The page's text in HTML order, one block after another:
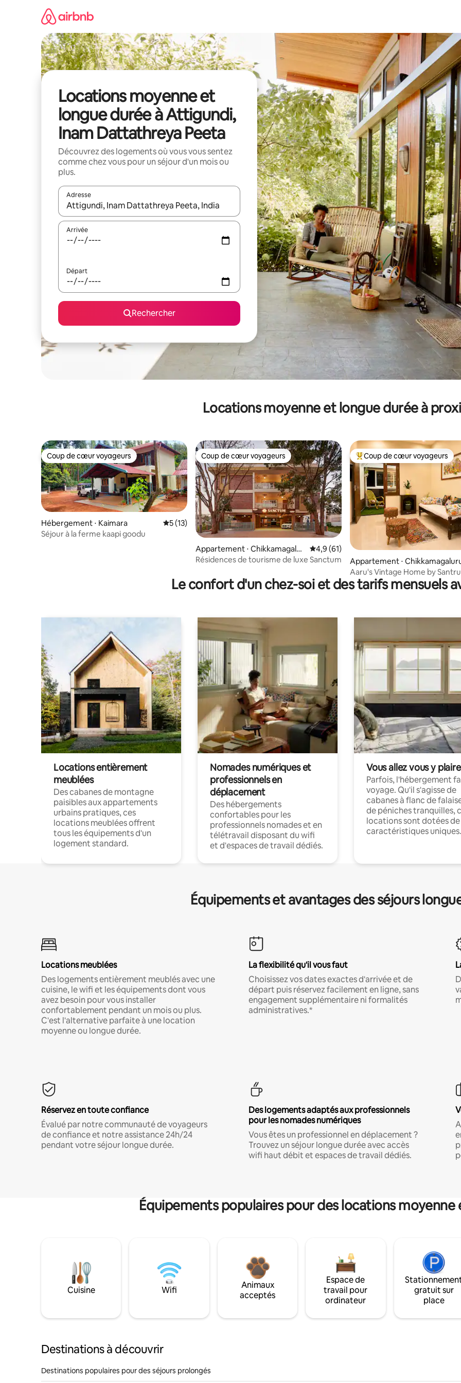
Locations moyenne et
longue durée à Attigundi,
Inam Dattathreya Peeta
Découvrez des logements où vous vous sentez
comme chez vous pour un séjour d'un mois ou
plus.
Adresse
Lorsque les résultats s'affichent, utilisez les flèches vers le haut et vers le bas pour les parcourir ou en appuyant et en
Arrivée
Départ
Rechercher
Locations moyenne et longue durée à
Coup de cœur voyageurs
Coup de cœur voyageurs
Hébergement ⋅ Kaimara Évaluation moyenne sur la base de 13 commentaires : 5 sur 5
5 (13)
Séjour à la ferme kaapi goodu
Coup de cœur voyageurs
Coup de cœur voyageurs
Appartement ⋅ Chikkamagalur
u
Évaluation moyenne sur la base de 61
4,9 (61)
Résidences de tourisme de luxe Sanctum
Coups de cœur voyageurs les
Coup de cœur voyageurs
Appartement ⋅
Aaru's Vintage Home by
séjour à la maison
Le confort d'un chez-soi et des tarifs mensuels
Locations entièrement
meublées
Des cabanes de montagne
paisibles aux appartements
urbains pratiques, ces
locations meublées offrent
tous les équipements d'un
logement standard.
Nomades numériques et
professionnels en
déplacement
Des hébergements
confortables pour les
professionnels nomades et en
télétravail disposant du wifi
et d'espaces de travail dédiés.
Vous allez vous y plaire
Parfois, l'hébergement
voyage. Qu'il s'agisse de
cabanes à flanc de
de péniches tranquilles,
locations sont dotées de
caractéristiques uniques.
Équipements et avantages des séjours
Locations meublées
Des logements entièrement meublés avec une
cuisine, le wifi et les équipements dont vous
avez besoin pour vous installer
confortablement pendant un mois ou plus.
C'est l'alternative parfaite à une location
moyenne ou longue durée.
La flexibilité qu'il vous faut
Choisissez vos dates exactes d'arrivée et de
départ puis réservez facilement en ligne, sans
engagement supplémentaire ni formalités
administratives.*
Réservez en toute confiance
Évalué par notre communauté de voyageurs
de confiance et notre assistance 24h/24
pendant votre séjour longue durée.
Des logements adaptés aux professionnels
pour les nomades numériques
Vous êtes un professionnel en déplacement ?
Trouvez un séjour longue durée avec accès
wifi haut débit et espaces de travail dédiés.
Équipements populaires pour des locations
Cuisine Wifi
Animaux
acceptés
Espace de
travail pour
ordinateur
gratuit sur
place
Destinations à découvrir
Destinations populaires pour des séjours prolongés